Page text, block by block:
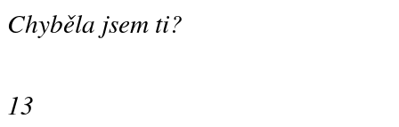
Chyběla jsem ti?
13